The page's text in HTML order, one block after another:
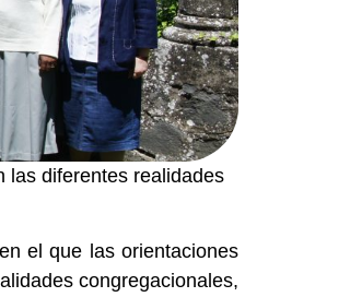
las diferentes realidades
el que las orientaciones
congregacionales,